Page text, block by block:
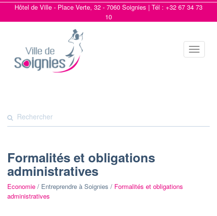
Hôtel de Ville - Place Verte, 32 - 7060 Soignies | Tél : +32 67 34 73
10
Toggle
Formalités et obligations
administratives
Economie / Entreprendre à Soignies / Formalités et obligations
administratives